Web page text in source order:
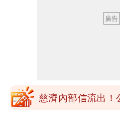
署：本島陸警機率低
影片｜颱風接近硬
我最重要的一課」
慈濟內部信流出！